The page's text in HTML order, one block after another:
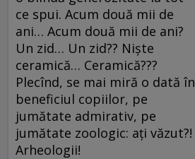
ce spui. Acum două mii de
ani… Acum două mii de ani?
Un zid… Un zid?? Niște
ceramică… Ceramică???
Plecînd, se mai miră o dată în
beneficiul copiilor, pe
jumătate admirativ, pe
jumătate zoologic: ați văzut?!
Arheologii!